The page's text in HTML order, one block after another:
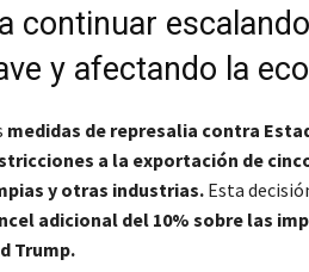
continuar
y afectando la
medidas de represalia contra
a la exportación de
y otras industrias.Esta
adicional del 10% sobre las
Trump.